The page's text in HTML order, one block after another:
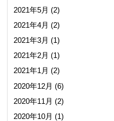
2021年5月 (2)
2021年4月 (2)
2021年3月 (1)
2021年2月 (1)
2021年1月 (2)
2020年12月 (6)
2020年11月 (2)
2020年10月 (1)